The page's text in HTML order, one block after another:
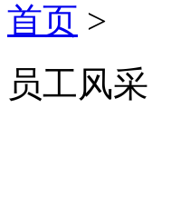
首页 >
员工风采